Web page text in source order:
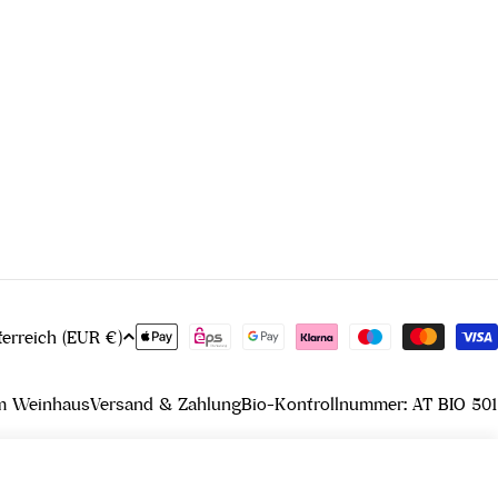
Österreich (EUR €) Zahlungsmethoden
WeinhausVersand & ZahlungBio-Kontrollnummer: AT BIO 501